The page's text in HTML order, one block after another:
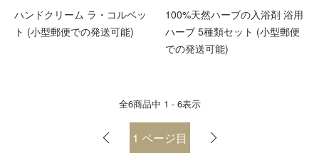
ハンドクリーム ラ・コルベッ
ト (小型郵便での発送可能)
100%天然ハーブの入浴剤 浴用
ハーブ 5種類セット (小型郵便
での発送可能)
全6商品中 1 - 6表示
1 ページ目